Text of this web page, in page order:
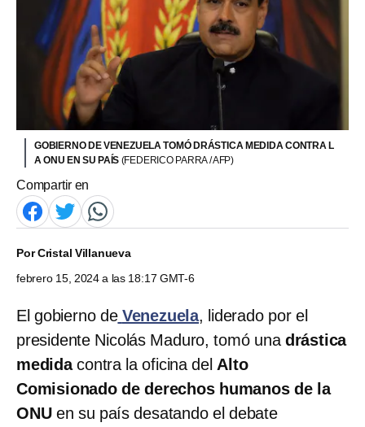
GOBIERNO DE VENEZUELA TOMÓ DRÁSTICA MEDIDA CONTRA L
A ONU EN SU PAÍS (FEDERICO PARRA / AFP)
Compartir en
PorCristal Villanueva
febrero 15, 2024 a las 18:17 GMT-6
El gobierno de Venezuela, liderado por el
presidente Nicolás Maduro, tomó una drástica
medidacontra la oficina del Alto
Comisionado de derechos humanos de la
ONU en su país desatando el debate